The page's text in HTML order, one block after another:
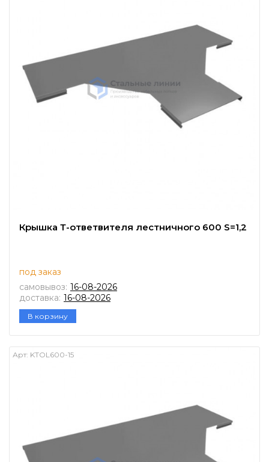
Крышка Т-ответвителя лестничного 600 S=1,2
под заказ
самовывоз: 16-08-2026
доставка: 16-08-2026
В корзину
Арт: KTOL600-15